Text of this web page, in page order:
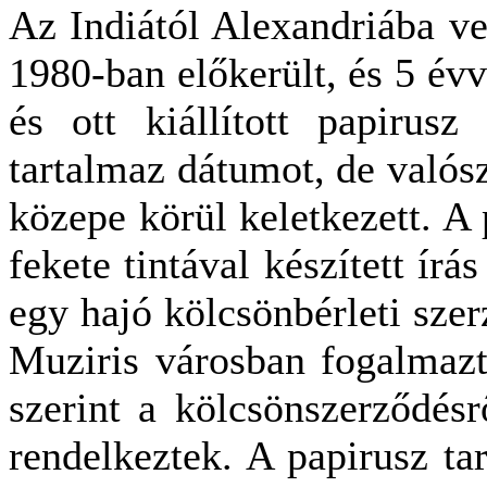
Az Indiától Alexandriába
1980-ban előkerült, és 5
és ott kiállított papirusz
tartalmaz dátumot, de
közepe körül keletkezett.
fekete tintával készített
egy hajó kölcsönbérleti
Muziris városban
szerint a
rendelkeztek. A papirusz